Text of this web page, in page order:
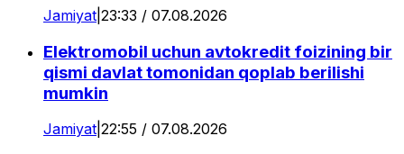
Jamiyat 23:33 / 07.08.2026
Elektromobil uchun avtokredit foizining bir
qismi davlat tomonidan qoplab berilishi
mumkin
Jamiyat 22:55 / 07.08.2026